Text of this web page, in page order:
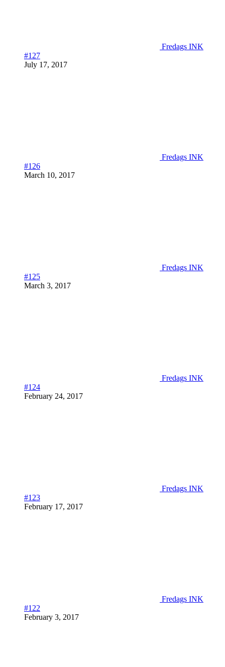
Fredags INK
#127
July 17, 2017
Fredags INK
#126
March 10, 2017
Fredags INK
#125
March 3, 2017
Fredags INK
#124
February 24, 2017
Fredags INK
#123
February 17, 2017
Fredags INK
#122
February 3, 2017